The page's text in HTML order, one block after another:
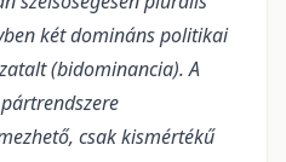
két domináns politikai
(bidominancia). A
csak kismértékű